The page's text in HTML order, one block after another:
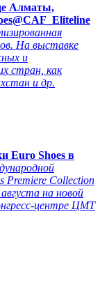
Алматы,
На выставке
и
стран, как
и др.
Euro Shoes в
Premiere Collection
на новой
центре ЦМТ